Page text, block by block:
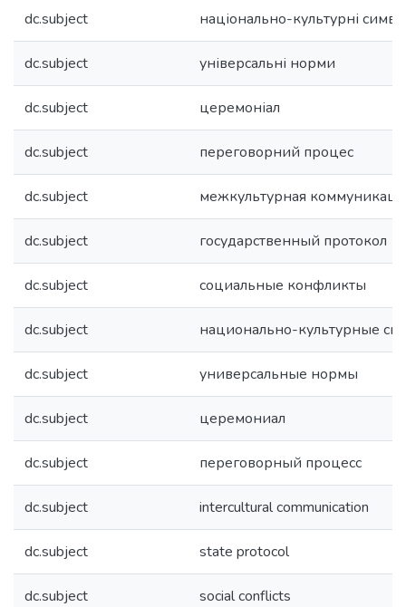
dc.subject національно-культурні
dc.subject універсальні норми
dc.subject церемоніал
dc.subject переговорний процес
dc.subject межкультурная
dc.subject государственный протокол
dc.subject социальные конфликты
dc.subject национально-культурные
dc.subject универсальные нормы
dc.subject церемониал
dc.subject переговорный процесс
dc.subject intercultural communication
dc.subject state protocol
dc.subject social conflicts